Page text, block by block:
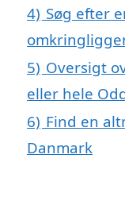
4) Søg efter
5) Oversigt
eller hele
6) Find en
Danmark